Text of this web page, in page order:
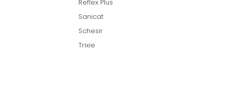
Reflex Plus
Sanicat
Schesir
Trixie